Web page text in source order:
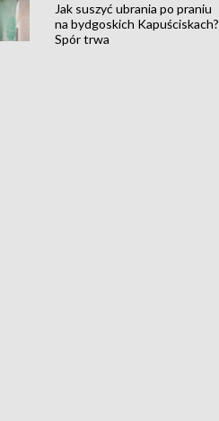
Jak suszyć ubrania po praniu
na bydgoskich Kapuściskach?
Spór trwa